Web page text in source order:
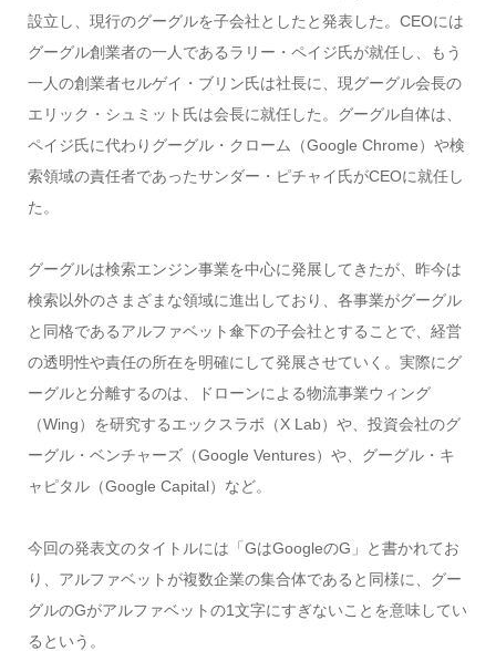
設立し、現行のグーグルを子会社としたと発表した。CEOには
グーグル創業者の一人であるラリー・ペイジ氏が就任し、もう
一人の創業者セルゲイ・ブリン氏は社長に、現グーグル会長の
エリック・シュミット氏は会長に就任した。グーグル自体は、
ペイジ氏に代わりグーグル・クローム（Google Chrome）や検
索領域の責任者であったサンダー・ピチャイ氏がCEOに就任し
た。
グーグルは検索エンジン事業を中心に発展してきたが、昨今は
検索以外のさまざまな領域に進出しており、各事業がグーグル
と同格であるアルファベット傘下の子会社とすることで、経営
の透明性や責任の所在を明確にして発展させていく。実際にグ
ーグルと分離するのは、ドローンによる物流事業ウィング
（Wing）を研究するエックスラボ（X Lab）や、投資会社のグ
ーグル・ベンチャーズ（Google Ventures）や、グーグル・キ
ャピタル（Google Capital）など。
今回の発表文のタイトルには「GはGoogleのG」と書かれてお
り、アルファベットが複数企業の集合体であると同様に、グー
グルのGがアルファベットの1文字にすぎないことを意味してい
るという。